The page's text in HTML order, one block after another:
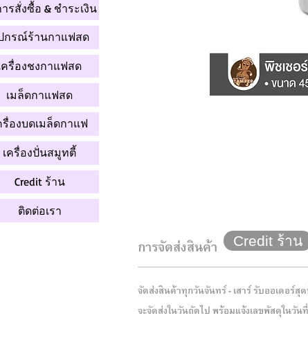
การจัดส่งสินค้า Credit ร้าน
จัดส่งสินค้าทุกวันจันทร์ - เสาร์ รับออเดอร์สุ
จะจัดส่งในวันถัดไป พร้อมแจ้งเลขพัสดุในวัน
รสั่งซื้อ & ชำระเงิน
กรณ์ร้านกาแฟสด
ครื่องชงกาแฟสด
เมล็ดกาแฟสด
รื่องบดเมล็ดกาแฟ
เครื่องปั่นสมูทตี้
Credit ร้าน
ติดต่อเรา